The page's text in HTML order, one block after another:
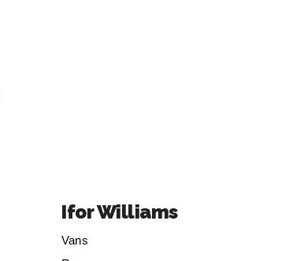
Ifor Williams
Vans